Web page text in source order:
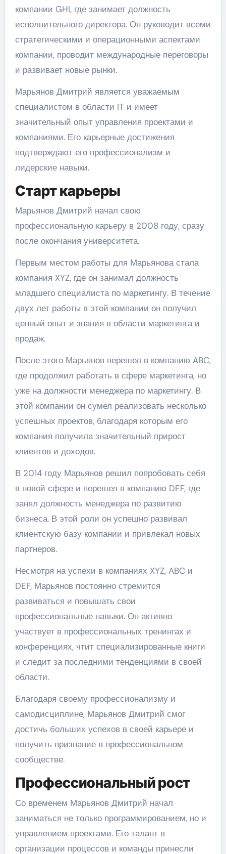
компании GHI, где занимает должность
исполнительного директора. Он руководит всеми
стратегическими и операционными аспектами
компании, проводит международные переговоры
и развивает новые рынки.
Марьянов Дмитрий является уважаемым
специалистом в области IT и имеет
значительный опыт управления проектами и
компаниями. Его карьерные достижения
подтверждают его профессионализм и
лидерские навыки.
Старт карьеры
Марьянов Дмитрий начал свою
профессиональную карьеру в 2008 году, сразу
после окончания университета.
Первым местом работы для Марьянова стала
компания XYZ, где он занимал должность
младшего специалиста по маркетингу. В течение
двух лет работы в этой компании он получил
ценный опыт и знания в области маркетинга и
продаж.
После этого Марьянов перешел в компанию ABC,
где продолжил работать в сфере маркетинга, но
уже на должности менеджера по маркетингу. В
этой компании он сумел реализовать несколько
успешных проектов, благодаря которым его
компания получила значительный прирост
клиентов и доходов.
В 2014 году Марьянов решил попробовать себя
в новой сфере и перешел в компанию DEF, где
занял должность менеджера по развитию
бизнеса. В этой роли он успешно развивал
клиентскую базу компании и привлекал новых
партнеров.
Несмотря на успехи в компаниях XYZ, ABC и
DEF, Марьянов постоянно стремится
развиваться и повышать свои
профессиональные навыки. Он активно
участвует в профессиональных тренингах и
конференциях, чтит специализированные книги
и следит за последними тенденциями в своей
области.
Благодаря своему профессионализму и
самодисциплине, Марьянов Дмитрий смог
достичь больших успехов в своей карьере и
получить признание в профессиональном
сообществе.
Профессиональный рост
Со временем Марьянов Дмитрий начал
заниматься не только программированием, но и
управлением проектами. Его талант в
организации процессов и команды принесли